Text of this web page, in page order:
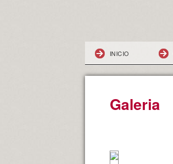
INICIO
Galeria